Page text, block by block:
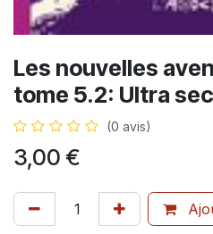
Les nouvelles
tome 5.2: Ultra
(0 avis)
3,00 €